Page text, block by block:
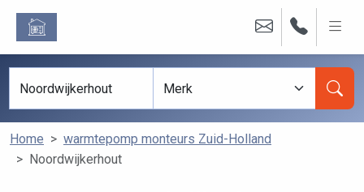
Home
warmtepomp monteurs Zuid-Holland
Noordwijkerhout